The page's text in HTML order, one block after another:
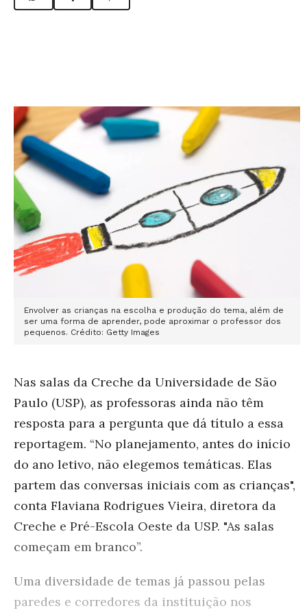
Envolver as crianças na escolha e produção do tema, além de
ser uma forma de aprender, pode aproximar o professor dos
pequenos. Crédito: Getty Images
Nas salas da Creche da Universidade de São
Paulo (USP), as professoras ainda não têm
resposta para a pergunta que dá título a essa
reportagem. “No planejamento, antes do início
do ano letivo, não elegemos temáticas. Elas
partem das conversas iniciais com as crianças",
conta Flaviana Rodrigues Vieira, diretora da
Creche e Pré-Escola Oeste da USP. "As salas
começam em branco”.
Uma diversidade de temas já passou pelas
paredes e corredores da instituição nos